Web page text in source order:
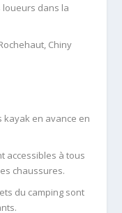
loueurs dans la
Chiny
kayak en avance en
accessibles à tous
chaussures.
du camping sont